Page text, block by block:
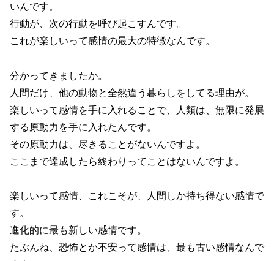
いんです。
行動が、次の行動を呼び起こすんです。
これが楽しいって感情の最大の特徴なんです。
分かってきましたか。
人間だけ、他の動物と全然違う暮らしをしてる理由が。
楽しいって感情を手に入れることで、人類は、無限に発展
する原動力を手に入れたんです。
その原動力は、尽きることがないんですよ。
ここまで達成したら終わりってことはないんですよ。
楽しいって感情、これこそが、人間しか持ち得ない感情で
す。
進化的に最も新しい感情です。
たぶんね、恐怖とか不安って感情は、最も古い感情なんで